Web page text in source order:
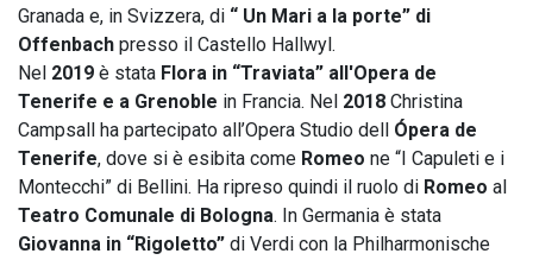
Granada e, in Svizzera, di “ Un Mari a la porte” di
Offenbach presso il Castello Hallwyl.
Nel 2019 è stata Flora in “Traviata” all'Opera de
Tenerife e a Grenoble in Francia. Nel 2018 Christina
Campsall ha partecipato all’Opera Studio dell Ópera de
Tenerife, dove si è esibita come Romeo ne “I Capuleti e i
Montecchi” di Bellini. Ha ripreso quindi il ruolo di Romeo al
Teatro Comunale di Bologna. In Germania è stata
Giovanna in “Rigoletto” di Verdi con la Philharmonische